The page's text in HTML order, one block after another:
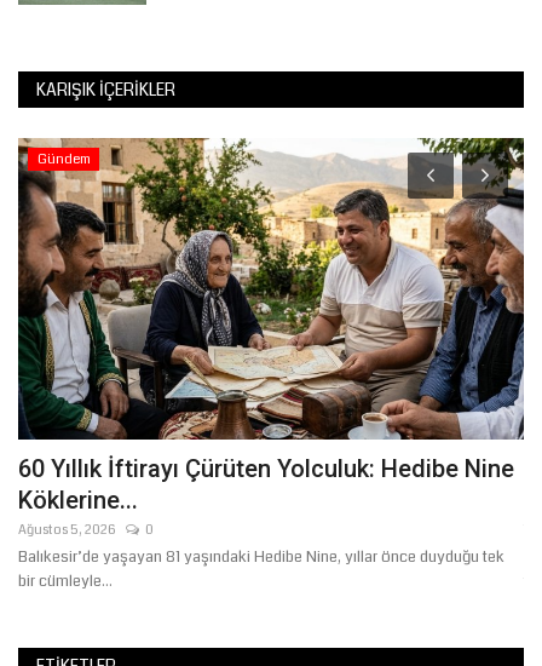
KARIŞIK İÇERIKLER
Gündem
60 Yıllık İftirayı Çürüten Yolculuk: Hedibe Nine
Köklerine...
Ağustos 5, 2026 0
Balıkesir’de yaşayan 81 yaşındaki Hedibe Nine, yıllar önce duyduğu tek
bir cümleyle...